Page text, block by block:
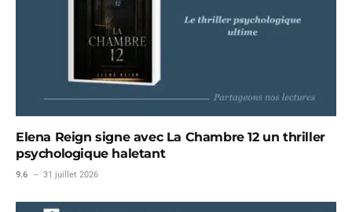
Elena Reign signe avec La Chambre 12 un thriller
psychologique haletant
9.6 31 juillet 2026